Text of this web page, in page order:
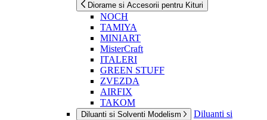
Diorame si Accesorii pentru Kituri
NOCH
TAMIYA
MINIART
MisterCraft
ITALERI
GREEN STUFF
ZVEZDA
AIRFIX
TAKOM
Diluanti si Solventi Modelism
Diluanti si